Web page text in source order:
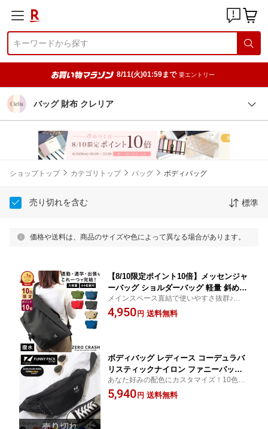
8/11(火)01:59まで 要エントリー
バッグ 財布 クレリア
ショップトップ カテゴリトップ バッグ ボディバッグ
売り切れを含む 標準
価格や送料は、商品のサイズや色によって異なる場合があります。
【8/10限定ポイント10倍】メッセンジャ
ーバッグ ショルダーバッグ 軽量 斜めが
け A4 B5 大容量 防水 撥水 レディース
メンズ 通勤 通学 ユニセックス 男女兼
メインスペース直結で使いやすさ抜群♪撥水
加工もされており、ポケットも多いので機
能性も高いメッセンジャーバッグ
4,950 円 送料無料
ボディバッグ レディース コーデュラバ
リスティックナイロン ファニーパック
メンズ 男女兼用 撥水 防水 カラフル カ
ジュアル スポーティー 斜め掛け ミニバ
あなた好みの配色にカスタマイズ！10色の
コードで彩る推し色♪カラフルに組み合わせ
て色を楽しむバッグです！
5,940 円 送料無料